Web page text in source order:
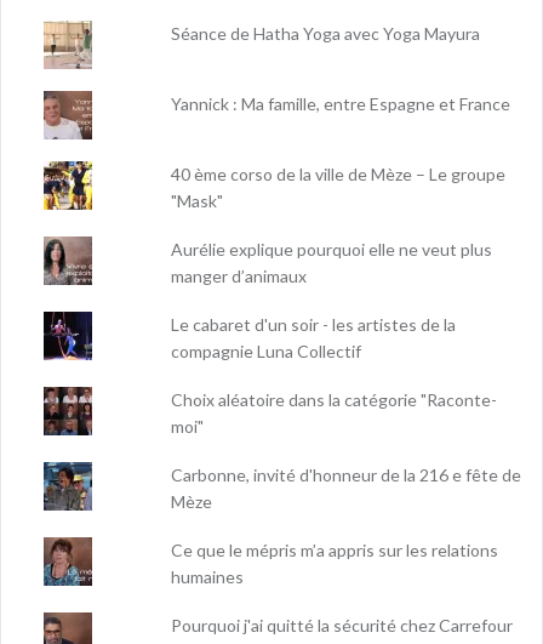
Séance de Hatha Yoga avec Yoga Mayura
Yannick : Ma famille, entre Espagne et France
40 ème corso de la ville de Mèze – Le groupe
"Mask"
Aurélie explique pourquoi elle ne veut plus
manger d’animaux
Le cabaret d'un soir - les artistes de la
compagnie Luna Collectif
Choix aléatoire dans la catégorie "Raconte-
moi"
Carbonne, invité d'honneur de la 216 e fête de
Mèze
Ce que le mépris m’a appris sur les relations
humaines
Pourquoi j'ai quitté la sécurité chez Carrefour